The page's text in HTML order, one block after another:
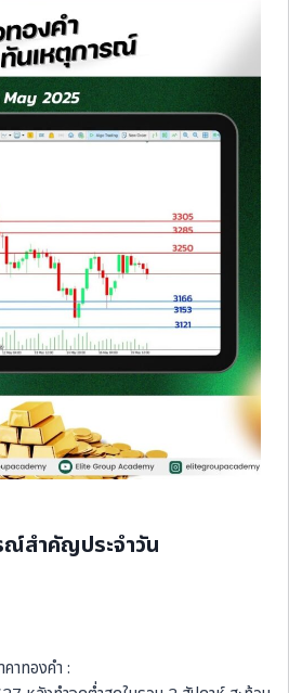
ณ์สำคัญประจำวัน
าทองคำ :